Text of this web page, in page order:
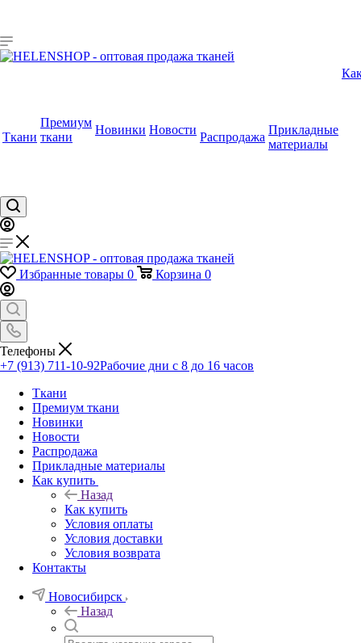
Ткани
Премиум
ткани
Новинки Новости
Распродажа
Прикладные
материалы
Избранные товары 0 Корзина 0
Телефоны
+7 (913) 711-10-92Рабочие дни с 8 до 16 часов
Ткани
Премиум ткани
Новинки
Новости
Распродажа
Прикладные материалы
Как купить
Назад
Как купить
Условия оплаты
Условия доставки
Условия возврата
Контакты
Новосибирск
Назад